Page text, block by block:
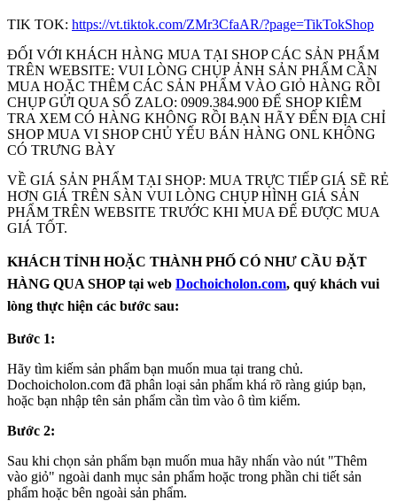
TIK TOK: https://vt.tiktok.com/ZMr3CfaAR/?page=TikTokShop
ĐỐI VỚI KHÁCH HÀNG MUA TẠI SHOP CÁC SẢN PHẨM
TRÊN WEBSITE: VUI LÒNG CHỤP ẢNH SẢN PHẨM CẦN
MUA HOẶC THÊM CÁC SẢN PHẨM VÀO GIỎ HÀNG RỒI
CHỤP GỬI QUA SỐ ZALO: 0909.384.900 ĐỂ SHOP KIÊM
TRA XEM CÓ HÀNG KHÔNG RỒI BẠN HÃY ĐẾN ĐỊA CHỈ
SHOP MUA VI SHOP CHỦ YẾU BÁN HÀNG ONL KHÔNG
CÓ TRƯNG BÀY
VỀ GIÁ SẢN PHẨM TẠI SHOP: MUA TRỰC TIẾP GIÁ SẼ RẺ
HƠN GIÁ TRÊN SÀN VUI LÒNG CHỤP HÌNH GIÁ SẢN
PHẨM TRÊN WEBSITE TRƯỚC KHI MUA ĐẾ ĐƯỢC MUA
GIÁ TỐT.
KHÁCH TỈNH HOẶC THÀNH PHỐ CÓ NHƯ CẦU ĐẶT
HÀNG QUA SHOP tại web Dochoicholon.com, quý khách vui
lòng thực hiện các bước sau:
Bước 1:
Hãy tìm kiếm sản phẩm bạn muốn mua tại trang chủ.
Dochoicholon.com đã phân loại sản phẩm khá rõ ràng giúp bạn,
hoặc bạn nhập tên sản phẩm cần tìm vào ô tìm kiếm.
Bước 2:
Sau khi chọn sản phẩm bạn muốn mua hãy nhấn vào nút "Thêm
vào giỏ" ngoài danh mục sản phẩm hoặc trong phần chi tiết sản
phẩm hoặc bên ngoài sản phẩm.